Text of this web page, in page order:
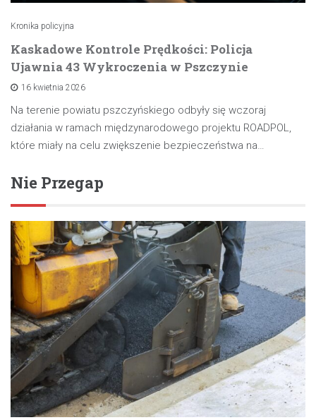
Kronika policyjna
Kaskadowe Kontrole Prędkości: Policja
Ujawnia 43 Wykroczenia w Pszczynie
16 kwietnia 2026
Na terenie powiatu pszczyńskiego odbyły się wczoraj
działania w ramach międzynarodowego projektu ROADPOL,
które miały na celu zwiększenie bezpieczeństwa na…
Nie Przegap